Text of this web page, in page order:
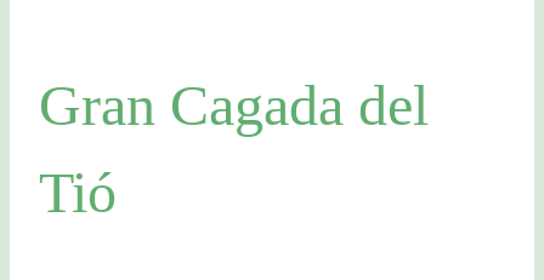
Gran Cagada del
Tió